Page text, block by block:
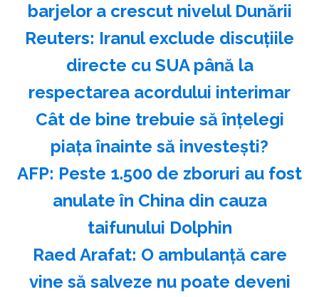
barjelor a crescut nivelul Dunării
Reuters: Iranul exclude discuţiile
directe cu SUA până la
respectarea acordului interimar
Cât de bine trebuie să înțelegi
piața înainte să investești?
AFP: Peste 1.500 de zboruri au fost
anulate în China din cauza
taifunului Dolphin
Raed Arafat: O ambulanţă care
vine să salveze nu poate deveni